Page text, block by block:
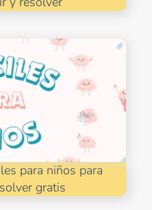
para niños para
gratis